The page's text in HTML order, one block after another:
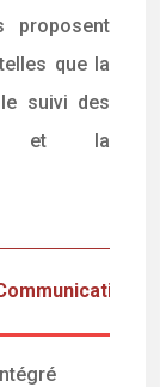
proposent
que la
suivi des
et la